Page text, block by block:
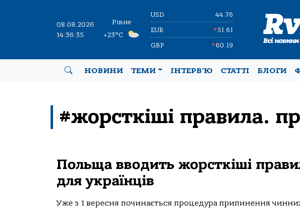
08.08.2026
14:36:35
Рівне
+23°C
USD 44.76
EUR ▼51.61
GBP ▼60.19
НОВИНИ ТЕМИ ІНТЕРВ’Ю СТАТТІ БЛОГИ
#жорсткіші правила.
Польща вводить жорсткіші
для українців
Уже з 1 вересня починається процедура припинення